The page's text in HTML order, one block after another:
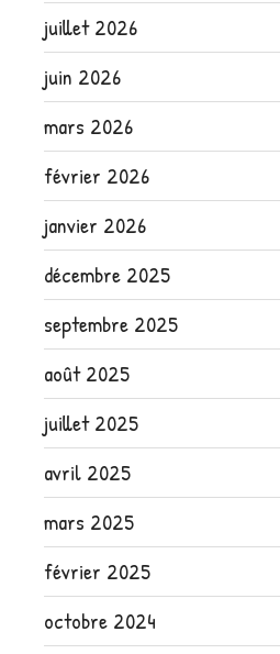
juillet 2026
juin 2026
mars 2026
février 2026
janvier 2026
décembre 2025
septembre 2025
août 2025
juillet 2025
avril 2025
mars 2025
février 2025
octobre 2024